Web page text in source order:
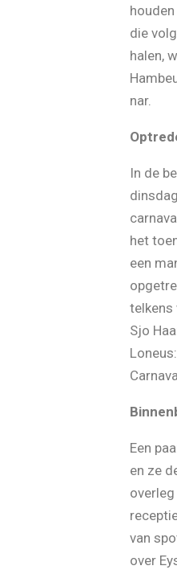
die
halen,
nar.
In de
het
een
telkens
Sjo
Een
en ze
van
over